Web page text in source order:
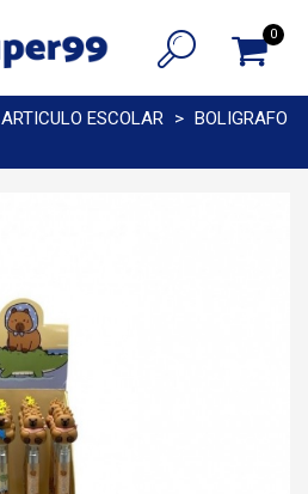
0
ARTICULO ESCOLAR > BOLIGRAFO